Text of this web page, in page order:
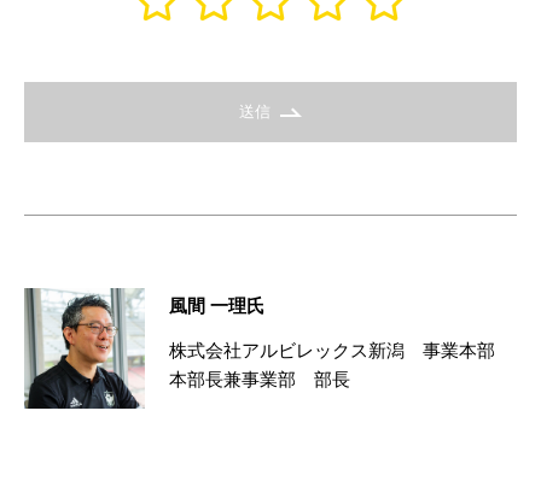
送信
風間 一理氏
株式会社アルビレックス新潟 事業本部
本部長兼事業部 部長